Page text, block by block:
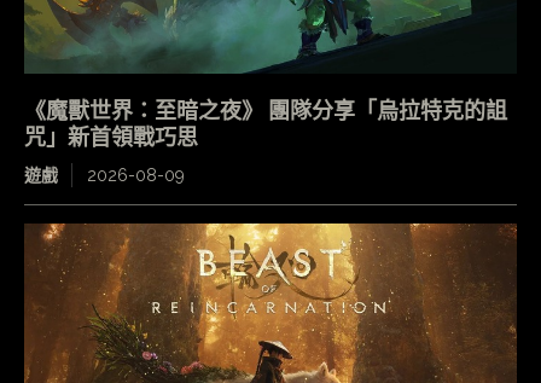
《魔獸世界：至暗之夜》 團隊分享「烏拉特克的詛
咒」新首領戰巧思
遊戲 2026-08-09